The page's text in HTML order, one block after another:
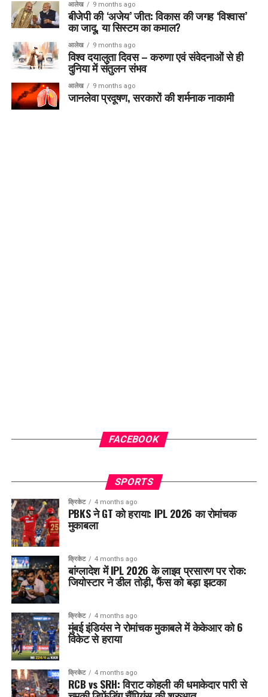
आलेख 9 months ago
बीजेपी की ‘अजेय’ जीत: विकास की जगह ‘विश्वास’
का जादू, या सिस्टम का कमाल?
आलेख 9 months ago
विश्व दयालुता दिवस – करुणा एवं संवेदनाओं से ही
दुनिया में संतुलन संभव
आलेख 9 months ago
जानलेवा प्रदूषण, सरकारों की शर्मनाक नाकामी
FACEBOOK
SPORTS
क्रिकेट 4 months ago
PBKS ने GT को हराया: IPL 2026 का रोमांचक
मुकाबला
क्रिकेट 4 months ago
बांग्लादेश में IPL 2026 के लाइव प्रसारण पर रोक:
जियोस्टार ने डील तोड़ी, फैंस को बड़ा झटका
क्रिकेट 4 months ago
मुंबई इंडियंस ने रोमांचक मुकाबले में केकेआर को 6
विकेट से हराया
क्रिकेट 4 months ago
RCB vs SRH: विराट कोहली की धमाकेदार पारी से